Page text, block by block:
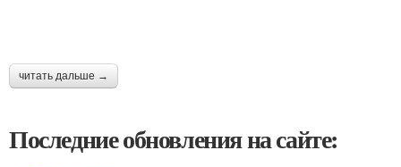
читать дальше →
Последние обновления на сайте: